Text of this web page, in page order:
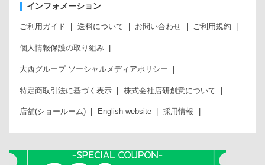
インフォメーション
ご利用ガイド 送料について お問い合わせ ご利用規約
個人情報保護の取り組み
大西グループ ソーシャルメディアポリシー
特定商取引法に基づく表示 株式会社店研創意について
店舗(ショールーム) English website 採用情報